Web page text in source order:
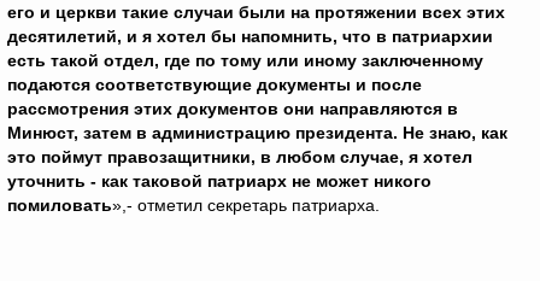
его и церкви такие случаи были на протяжении всех этих
десятилетий, и я хотел бы напомнить, что в патриархии
есть такой отдел, где по тому или иному заключенному
подаются соответствующие документы и после
рассмотрения этих документов они направляются в
Минюст, затем в администрацию президента. Не знаю, как
это поймут правозащитники, в любом случае, я хотел
уточнить - как таковой патриарх не может никого
помиловать»,- отметил секретарь патриарха.